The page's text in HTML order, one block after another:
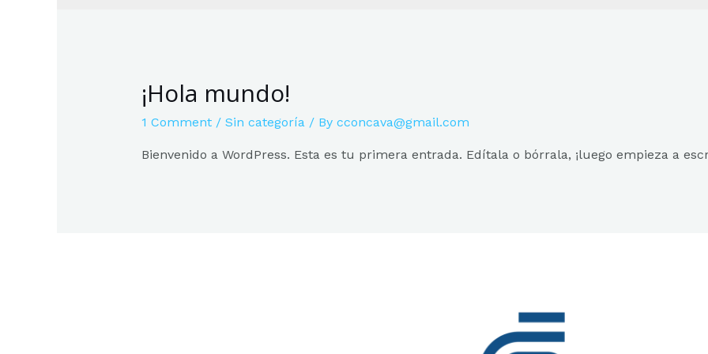
¡Hola mundo!
1 Comment / Sin categoría/ By cconcava@gmail.com
Bienvenido a WordPress. Esta es tu primera entrada. Edítala o bórrala, ¡luego empieza a